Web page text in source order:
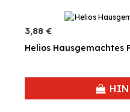
3,88 €
Helios Hausgemachtes